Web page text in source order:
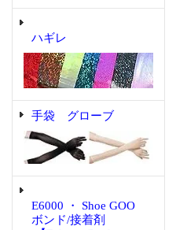
ハギレ
手袋 グローブ
E6000 ・ Shoe GOO
ボンド/接着剤